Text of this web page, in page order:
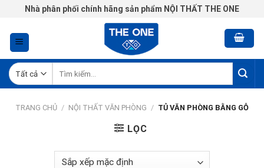
Chuyển
nội
dung
Nhà phân phối chính hãng sản phẩm NỘI THẤT THE ONE
kiếm:
TRANG CHỦ / NỘI THẤT VĂN PHÒNG / TỦ VĂN PHÒNG BẰNG GỖ
LỌC